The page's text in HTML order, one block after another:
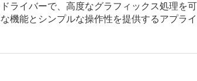
ライバーで、高度なグラフィックス処理
機能とシンプルな操作性を提供するアプラ